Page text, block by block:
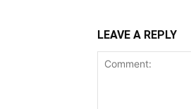
LEAVE A REPLY